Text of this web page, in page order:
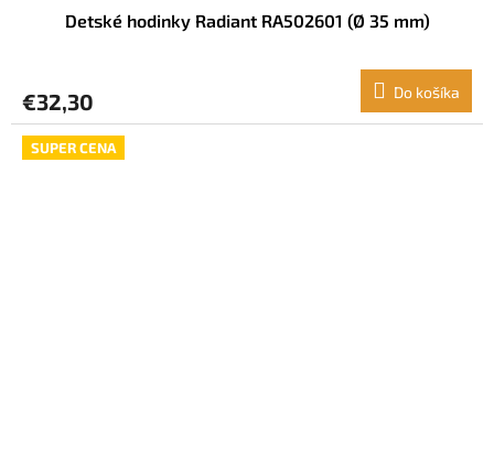
Detské hodinky Radiant RA502601 (Ø 35 mm)
€32,30 Do košíka
SUPER CENA